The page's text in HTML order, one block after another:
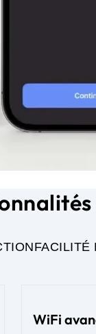
FACILITÉ
WiFi